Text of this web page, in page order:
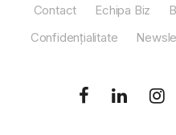
Contact Echipa Biz
Confidențialitate